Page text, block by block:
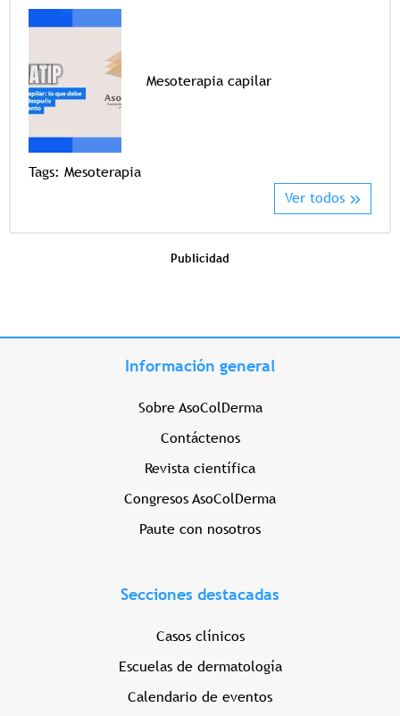
Mesoterapia capilar
Tags: Mesoterapia
Ver todos
Publicidad
Información general
Sobre AsoColDerma
Contáctenos
Revista científica
Congresos AsoColDerma
Paute con nosotros
Secciones destacadas
Casos clínicos
Escuelas de dermatología
Calendario de eventos